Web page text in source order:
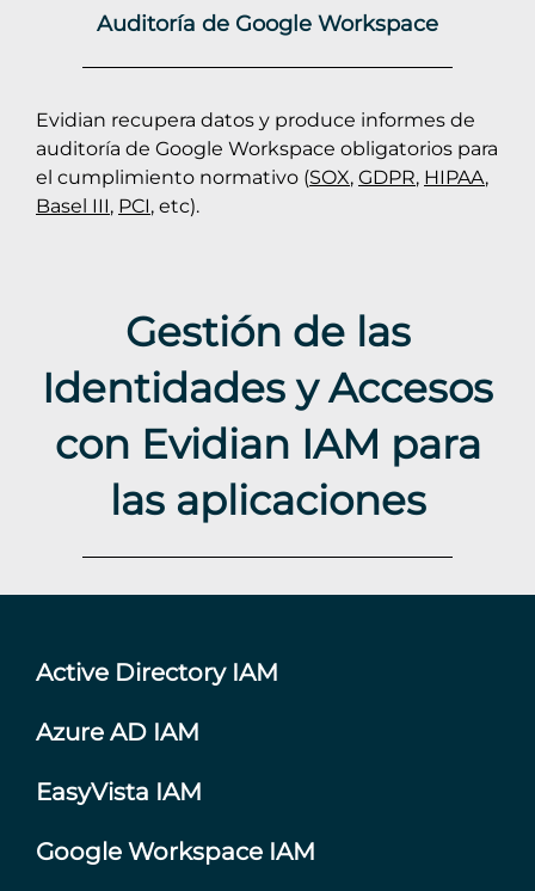
Auditoría de Google Workspace
Evidian recupera datos y produce informes de
auditoría de Google Workspace obligatorios para
el cumplimiento normativo (SOX, GDPR, HIPAA,
Basel III, PCI, etc).
Gestión de las
Identidades y Accesos
con Evidian IAM para
las aplicaciones
Active Directory IAM
Azure AD IAM
EasyVista IAM
Google Workspace IAM